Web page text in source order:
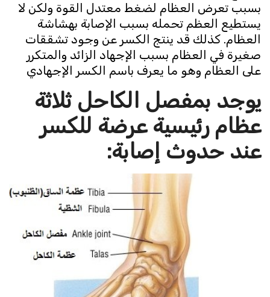
بسبب تعرض العظام لضغط معتدل القوة ولكن لا
يستطيع العظم تحمله بسبب الإصابة بهشاشة
العظام. كذلك قد ينتج الكسر عن وجود تشققات
صغيرة في العظام بسبب الإجهاد الزائد والمتكرر
على العظام وهو ما يعرف باسم الكسر الإجهادي
يوجد بمفصل الكاحل ثلاثة
عظام رئيسية عرضة للكسر
عند حدوث إصابة: